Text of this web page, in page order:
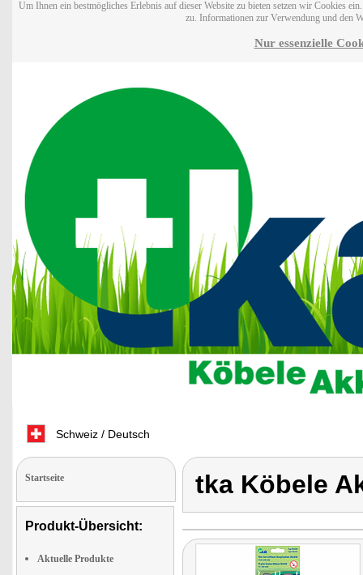
Um Ihnen ein bestmögliches Erlebnis auf dieser Website zu bieten setzen wir Cookies
zu. Informationen zur Verwendung und den
Nur essenzielle
Schweiz / Deutsch
Startseite
Produkt-Übersicht:
Aktuelle Produkte
tka Köbele